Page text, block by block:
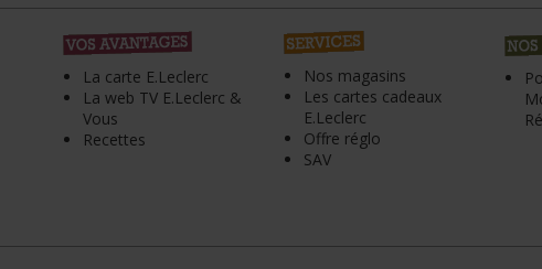
La carte E.Leclerc
La web TV E.Leclerc &
Vous
Recettes
Nos magasins
Les cartes cadeaux
E.Leclerc
Offre réglo
SAV